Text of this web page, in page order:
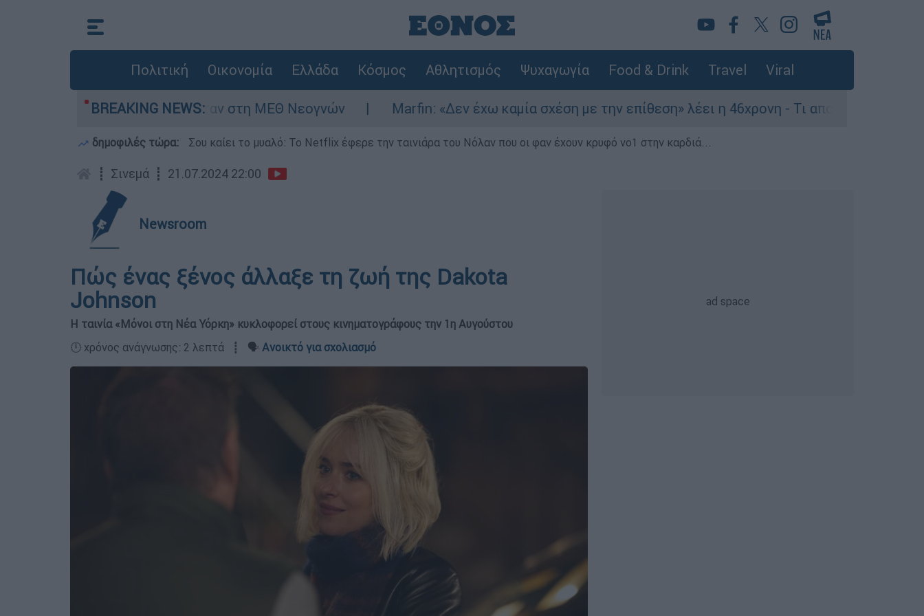
Πολιτική Οικονομία Ελλάδα Κόσμος Αθλητισμός Ψυχαγωγία Food & Drink Travel Viral
BREAKING NEWS:
8 ημερών - Νοσηλευόταν στη ΜΕΘ Νεογνών Marfin: «Δεν έχω καμία σχέση με την επίθεση» λέει η 46χρονη - Τι αποκάλυψε στους
δημοφιλές τώρα: Σου καίει το μυαλό: Το Netflix έφερε την ταινιάρα του Νόλαν που οι φαν έχουν κρυφό νο1 στην καρδιά...
┋ Σινεμά ┋ 21.07.2024 22:00
Newsroom
Πώς ένας ξένος άλλαξε τη ζωή της Dakota
Johnson
Η ταινία «Μόνοι στη Νέα Υόρκη» κυκλοφορεί στους κινηματογράφους την 1η Αυγούστου
🕛 χρόνος ανάγνωσης: 2 λεπτά ┋ 🗣️ Ανοικτό για σχολιασμό